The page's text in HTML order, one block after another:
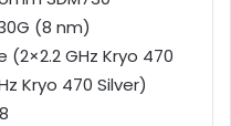
(8 nm)
GHz Kryo 470
Kryo 470 Silver)